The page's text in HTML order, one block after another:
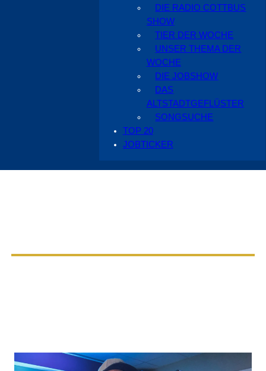
DIE RADIO COTTBUS
SHOW
TIER DER WOCHE
UNSER THEMA DER
WOCHE
DIE JOBSHOW
DAS
ALTSTADTGEFLÜSTER
SONGSUCHE
TOP 20
JOBTICKER